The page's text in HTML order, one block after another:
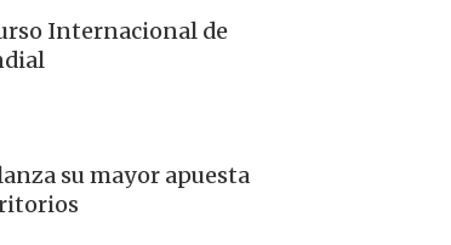
Internacional de
su mayor apuesta